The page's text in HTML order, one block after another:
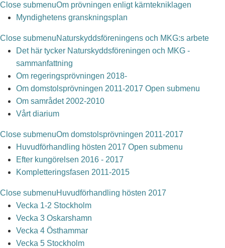
Close submenuOm prövningen enligt kärntekniklagen
Myndighetens granskningsplan
Close submenuNaturskyddsföreningens och MKG:s arbete
Det här tycker Naturskyddsföreningen och MKG -
sammanfattning
Om regeringsprövningen 2018-
Om domstolsprövningen 2011-2017 Open submenu
Om samrådet 2002-2010
Vårt diarium
Close submenuOm domstolsprövningen 2011-2017
Huvudförhandling hösten 2017 Open submenu
Efter kungörelsen 2016 - 2017
Kompletteringsfasen 2011-2015
Close submenuHuvudförhandling hösten 2017
Vecka 1-2 Stockholm
Vecka 3 Oskarshamn
Vecka 4 Östhammar
Vecka 5 Stockholm